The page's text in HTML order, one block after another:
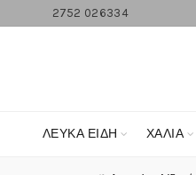
2752 026334
ΛΕΥΚΆ ΕΊΔΗ ΧΑΛΙΑ